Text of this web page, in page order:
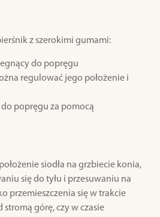
z szerokimi gumami:
do popręgu
regulować jego położenie i
popręgu za pomocą
siodła na grzbiecie konia,
się do tyłu i przesuwaniu na
przemieszczenia się w trakcie
górę, czy w czasie